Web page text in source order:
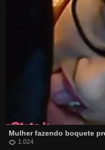
Mulher fazendo boquete
1.024